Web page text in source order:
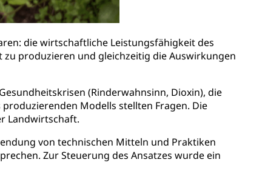
die wirtschaftliche Leistungsfähigkeit des
produzieren und gleichzeitig die Auswirkungen
(Rinderwahnsinn, Dioxin), die
Modells stellten Fragen. Die
Landwirtschaft.
von technischen Mitteln und Praktiken
Zur Steuerung des Ansatzes wurde ein